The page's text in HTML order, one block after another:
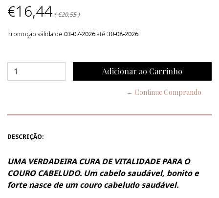
€16,44 ( €20,55 )
Promoção válida de 03-07-2026até 30-08-2026
← Continue Comprando
DESCRIÇÃO:
UMA VERDADEIRA CURA DE VITALIDADE PARA O
COURO CABELUDO. Um cabelo saudável, bonito e
forte nasce de um couro cabeludo saudável.